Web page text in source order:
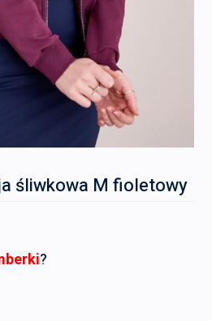
śliwkowa M fioletowy
?